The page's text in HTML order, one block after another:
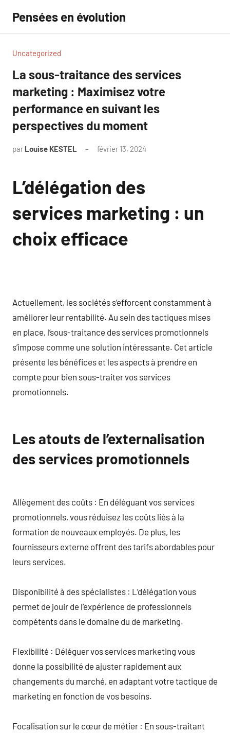
contenu
Pensées en évolution
Uncategorized
La sous-traitance des services
marketing : Maximisez votre
performance en suivant les
perspectives du moment
par Louise KESTEL février 13, 2024
L’délégation des
services marketing : un
choix efficace
Actuellement, les sociétés s’efforcent constamment à
améliorer leur rentabilité. Au sein des tactiques mises
en place, l’sous-traitance des services promotionnels
s’impose comme une solution intéressante. Cet article
présente les bénéfices et les aspects à prendre en
compte pour bien sous-traiter vos services
promotionnels.
Les atouts de l’externalisation
des services promotionnels
Allègement des coûts : En déléguant vos services
promotionnels, vous réduisez les coûts liés à la
formation de nouveaux employés. De plus, les
fournisseurs externe offrent des tarifs abordables pour
leurs services.
Disponibilité à des spécialistes : L’délégation vous
permet de jouir de l’expérience de professionnels
compétents dans le domaine du de marketing.
Flexibilité : Déléguer vos services marketing vous
donne la possibilité de ajuster rapidement aux
changements du marché, en adaptant votre tactique de
marketing en fonction de vos besoins.
Focalisation sur le cœur de métier : En sous-traitant